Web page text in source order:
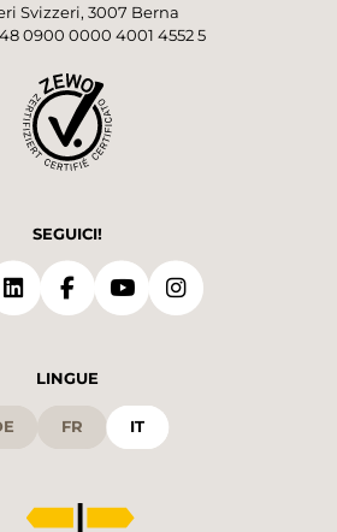
Svizzeri, 3007 Berna
0900 0000 4001 4552 5
SEGUICI!
LINGUE
FR IT